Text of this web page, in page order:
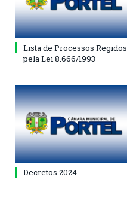
Lista de Processos Regidos
pela Lei 8.666/1993
Decretos 2024